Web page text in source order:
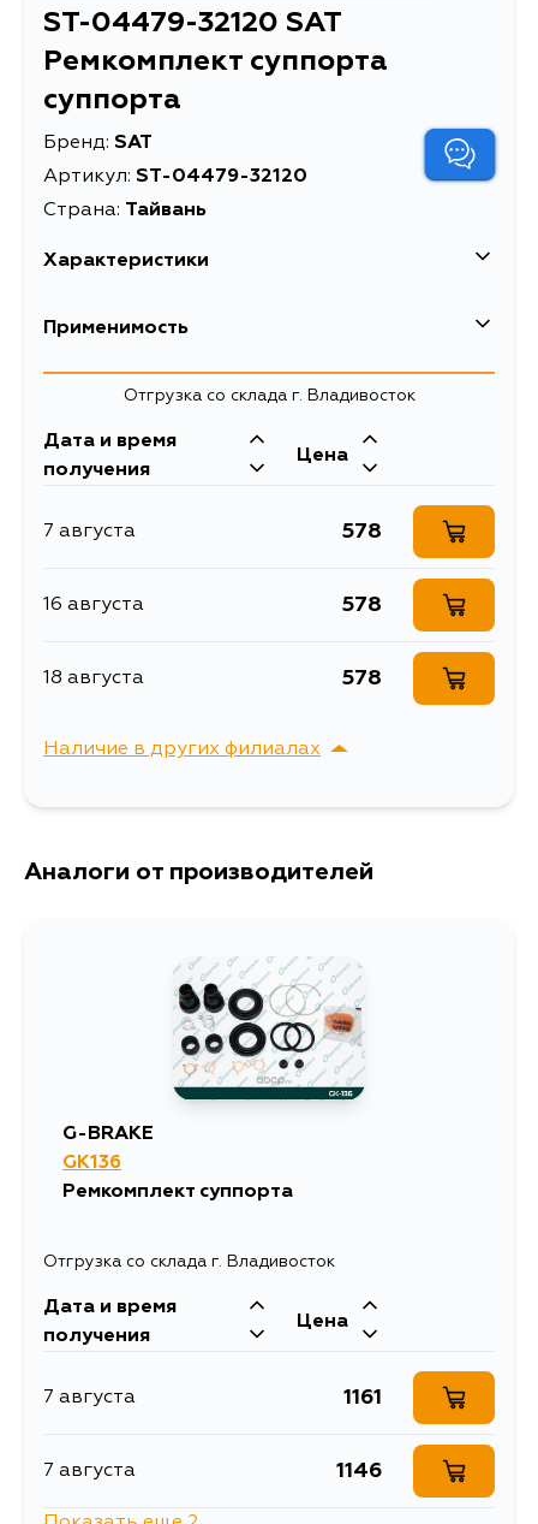
ST-04479-32120 SAT
Ремкомплект суппорта
суппорта
Бренд: SAT
Артикул: ST-04479-32120
Страна: Тайвань
Характеристики
Описание
Расширенное описание
Ремкомплект суппорта
COROLLA/VISTA/VISTA
ARDEO/OPA 98- (2
Применимость
Отгрузка со склада г. Владивосток
Дата и время
получения
Цена
7 августа 578
16 августа 578
18 августа 578
Наличие в других филиалах
г. Владивосток,
Аналоги от производителей
G-BRAKE
GK136
Ремкомплект суппорта
Отгрузка со склада г. Владивосток
Дата и время
получения
Цена
7 августа 1161
7 августа 1146